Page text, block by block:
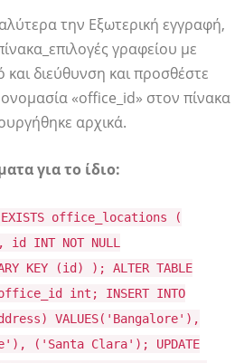
την Εξωτερική εγγραφή,
γραφείου με
και διεύθυνση και προσθέστε
«office_id» στον πίνακα
αρχικά.
για το ίδιο:
EXISTS office_locations (
INT NOT NULL
KEY (id) ); ALTER TABLE
office_id int; INSERT INTO
VALUES('Bangalore'),
('Santa Clara'); UPDATE